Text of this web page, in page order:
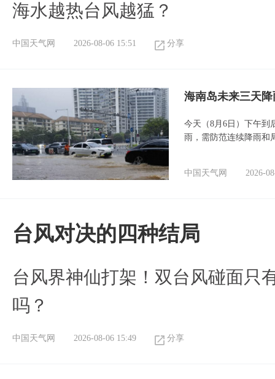
海水越热台风越猛？
中国天气网 2026-08-06 15:51 分享
海南岛未来三天
今天（8月6日）下午到
雨，需防范连续降雨和
中国天气网 2026-
台风对决的四种结局
台风界神仙打架！双台风碰面只
吗？
中国天气网 2026-08-06 15:49 分享